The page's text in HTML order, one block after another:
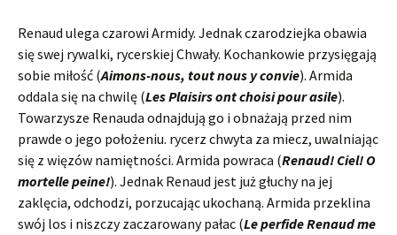
Renaud ulega czarowi Armidy. Jednak czarodziejka obawia
się swej rywalki, rycerskiej Chwały. Kochankowie przysięgają
sobie miłość (Aimons-nous, tout nous y convie). Armida
oddala się na chwilę (Les Plaisirs ont choisi pour asile).
Towarzysze Renauda odnajdują go i obnażają przed nim
prawde o jego położeniu. rycerz chwyta za miecz, uwalniając
się z więzów namiętności. Armida powraca (Renaud! Ciel! O
mortelle peine!). Jednak Renaud jest już głuchy na jej
zaklęcia, odchodzi, porzucając ukochaną. Armida przeklina
swój los i niszczy zaczarowany pałac (Le perfide Renaud me